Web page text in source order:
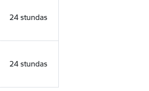
24 stundas
24 stundas